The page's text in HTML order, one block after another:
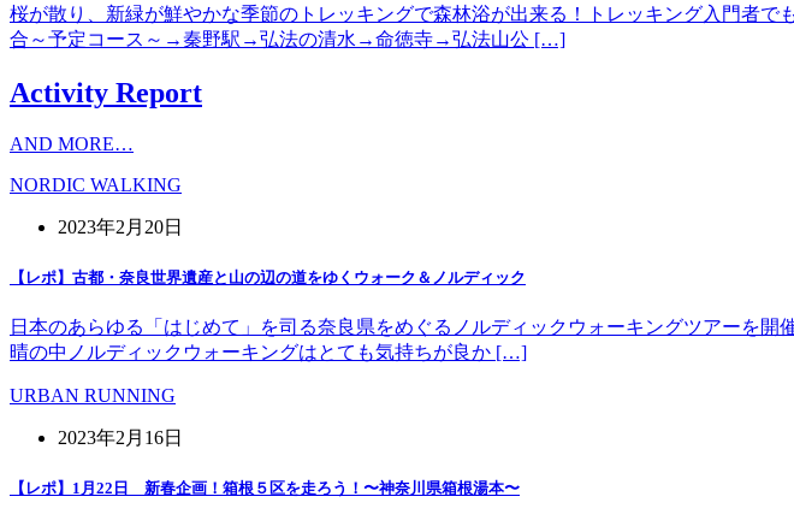
桜が散り、新緑が鮮やかな季節のトレッキングで森林浴が出来る！トレッキング入門者
合～予定コース～→秦野駅→弘法の清水→命徳寺→弘法山公 […]
Activity Report
AND MORE…
NORDIC WALKING
2023年2月20日
【レポ】古都・奈良世界遺産と山の辺の道をゆくウォーク＆ノルディック
日本のあらゆる「はじめて」を司る奈良県をめぐるノルディックウォーキングツアーを
晴の中ノルディックウォーキングはとても気持ちが良か […]
URBAN RUNNING
2023年2月16日
【レポ】1月22日 新春企画！箱根５区を走ろう！〜神奈川県箱根湯本〜